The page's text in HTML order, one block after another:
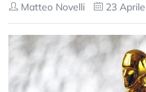
Matteo Novelli 23